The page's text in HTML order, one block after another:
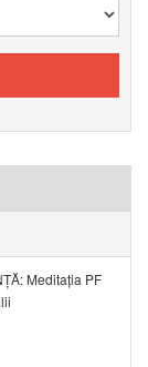
Meditația PF